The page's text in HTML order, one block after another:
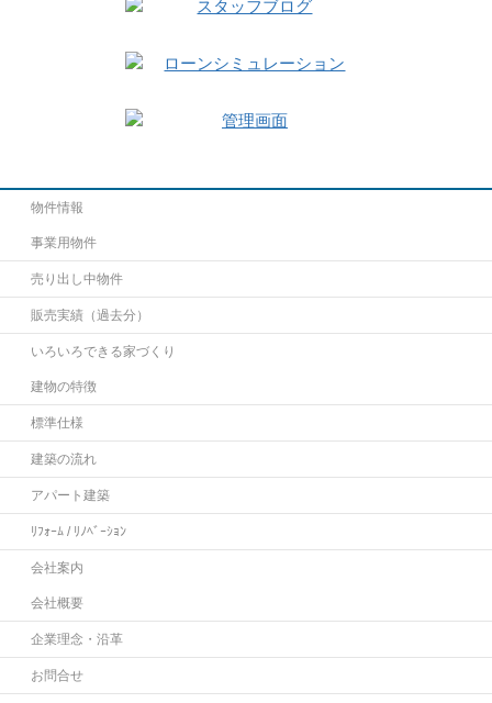
物件情報
事業用物件
売り出し中物件
販売実績（過去分）
いろいろできる家づくり
建物の特徴
標準仕様
建築の流れ
アパート建築
ﾘﾌｫｰﾑ / ﾘﾉﾍﾞｰｼｮﾝ
会社案内
会社概要
企業理念・沿革
お問合せ